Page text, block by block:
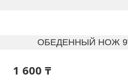
ОБЕДЕННЫЙ НОЖ
1 600 ₸